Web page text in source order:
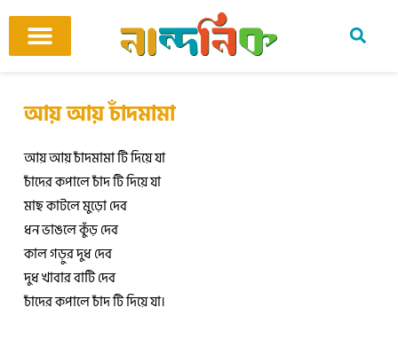
content
আয় আয় চাঁদমামা
আয় আয় চাঁদমামা টি দিয়ে যা
চাঁদের কপালে চাঁদ টি দিয়ে যা
মাছ কাটলে মুড়ো দেব
ধন ভাঙলে কুঁড় দেব
কাল গড়ুর দুধ দেব
দুধ খাবার বাটি দেব
চাঁদের কপালে চাঁদ টি দিয়ে যা।